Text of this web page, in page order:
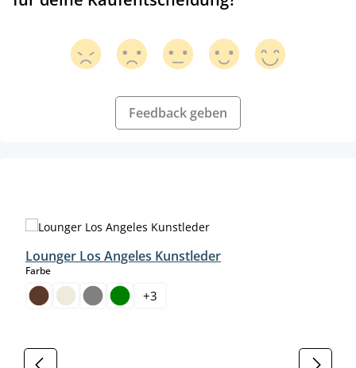
Feedback geben
Lounger Los Angeles Kunstleder
Farbeauswählen
+3